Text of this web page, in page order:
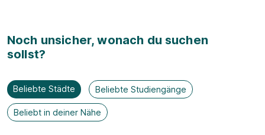
Noch unsicher, wonach du suchen
sollst?
Beliebte Städte Beliebte Studiengänge
Beliebt in deiner Nähe